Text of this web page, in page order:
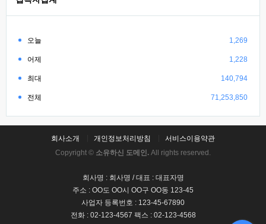
오늘 1,269
어제 1,228
최대 140,794
전체 71,253,850
회사소개 개인정보처리방침
서비스이용약관
Copyright © 소유하신 도메인. All rights reserved.
회사명 : 회사명 / 대표 : 대표자명
주소 : OO도 OO시 OO구 OO동 123-45
사업자 등록번호 : 123-45-67890
전화 : 02-123-4567 팩스 : 02-123-4568